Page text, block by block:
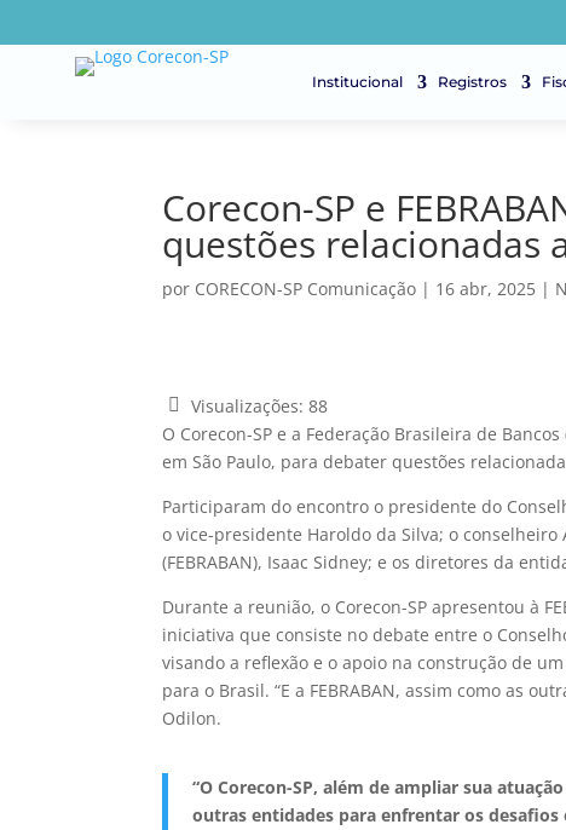
Institucional Registros
Corecon-SP e
questões relacionadas
por CORECON-SP Comunicação | 16 abr, 2025 |
Visualizações: 88
O Corecon-SP e a Federação Brasileira de
em São Paulo, para debater questões
Participaram do encontro o presidente do
o vice-presidente Haroldo da Silva; o
(FEBRABAN), Isaac Sidney; e os diretores da
Durante a reunião, o Corecon-SP apresentou à
iniciativa que consiste no debate entre o
visando a reflexão e o apoio na construção de
para o Brasil. “E a FEBRABAN, assim como as
Odilon.
“O Corecon-SP, além de ampliar sua
outras entidades para enfrentar os